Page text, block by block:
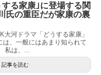
る家康｣に登場する関
氏の重臣だが家康の裏
大河ドラマ「どうする家康」
は、一般にはあまり知られて
私は、...
記事を読む